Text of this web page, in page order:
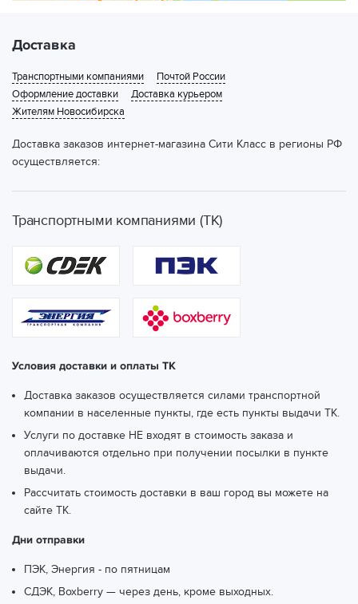
Доставка
Транспортными компаниями
Почтой России
Оформление доставки
Доставка курьером
Жителям Новосибирска
Доставка заказов интернет-магазина Сити Класс в регионы РФ
осуществляется:
Транспортными компаниями (ТК)
Условия доставки и оплаты ТК
Доставка заказов осуществляется силами транспортной
компании в населенные пункты, где есть пункты выдачи ТК.
Услуги по доставке НЕ входят в стоимость заказа и
оплачиваются отдельно при получении посылки в пункте
выдачи.
Рассчитать стоимость доставки в ваш город вы можете на
сайте ТК.
Дни отправки
ПЭК, Энергия - по пятницам
СДЭК, Boxberry — через день, кроме выходных.